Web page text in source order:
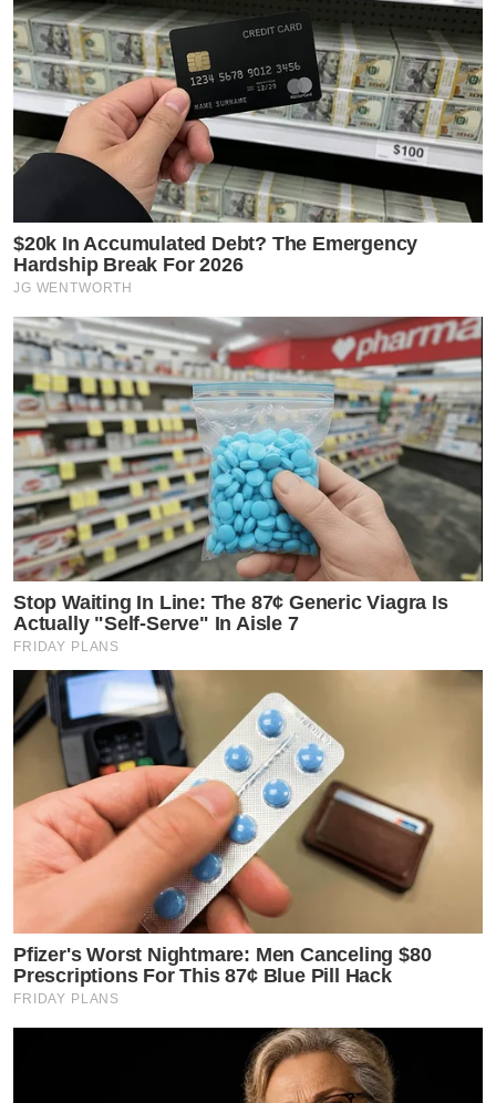
$20k In Accumulated Debt? The Emergency
Hardship Break For 2026
JG WENTWORTH
Stop Waiting In Line: The 87¢ Generic Viagra Is
Actually "Self-Serve" In Aisle 7
FRIDAY PLANS
Pfizer's Worst Nightmare: Men Canceling $80
Prescriptions For This 87¢ Blue Pill Hack
FRIDAY PLANS